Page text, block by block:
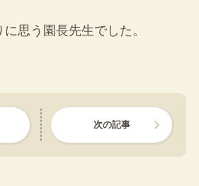
思う園長先生でした。
次の記事